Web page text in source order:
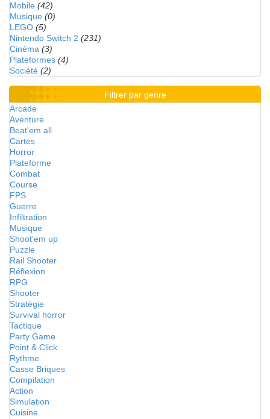
Mobile (42)
Musique (0)
LEGO (5)
Nintendo Switch 2 (231)
Cinéma (3)
Plateformes (4)
Société (2)
Filtrer par genre
Arcade
Aventure
Beat'em all
Cartes
Horror
Plateforme
Combat
Course
FPS
Guerre
Infiltration
Musique
Shoot'em up
Puzzle
Rail Shooter
Réflexion
RPG
Shooter
Stratégie
Survival horror
Tactique
Party Game
Point & Click
Rythme
Casse Briques
Compilation
Action
Simulation
Cuisine